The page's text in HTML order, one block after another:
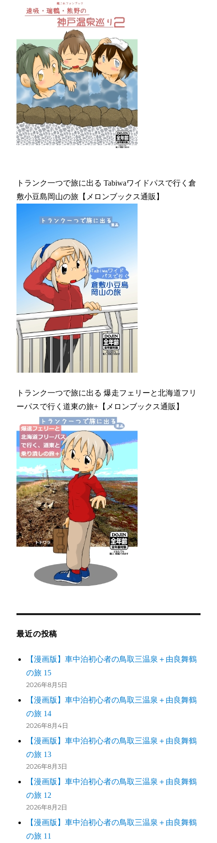
トランク一つで旅に出る Tabiwaワイドパスで行く倉
敷小豆島岡山の旅【メロンブックス通販】
トランク一つで旅に出る 爆走フェリーと北海道フリ
ーパスで行く道東の旅+【メロンブックス通販】
最近の投稿
【漫画版】車中泊初心者の鳥取三温泉＋由良舞鶴
の旅 15
2026年8月5日
【漫画版】車中泊初心者の鳥取三温泉＋由良舞鶴
の旅 14
2026年8月4日
【漫画版】車中泊初心者の鳥取三温泉＋由良舞鶴
の旅 13
2026年8月3日
【漫画版】車中泊初心者の鳥取三温泉＋由良舞鶴
の旅 12
2026年8月2日
【漫画版】車中泊初心者の鳥取三温泉＋由良舞鶴
の旅 11